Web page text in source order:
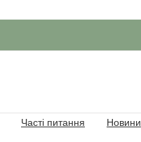
Часті питання Новини